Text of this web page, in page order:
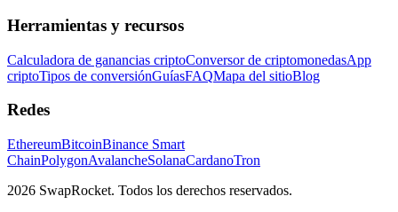
Herramientas y recursos
Calculadora de ganancias criptoConversor de criptomonedasApp
criptoTipos de conversiónGuíasFAQMapa del sitioBlog
Redes
EthereumBitcoinBinance Smart
ChainPolygonAvalancheSolanaCardanoTron
2026 SwapRocket. Todos los derechos reservados.